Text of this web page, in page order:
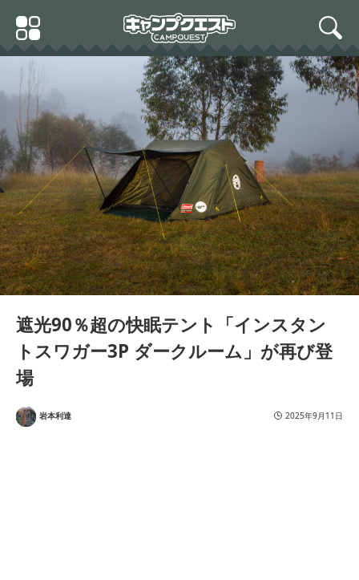
Primary
Menu
search
遮光90％超の快眠テント「インスタン
トスワガー3P ダークルーム」が再び登
場
岩本利達 2025年9月11日